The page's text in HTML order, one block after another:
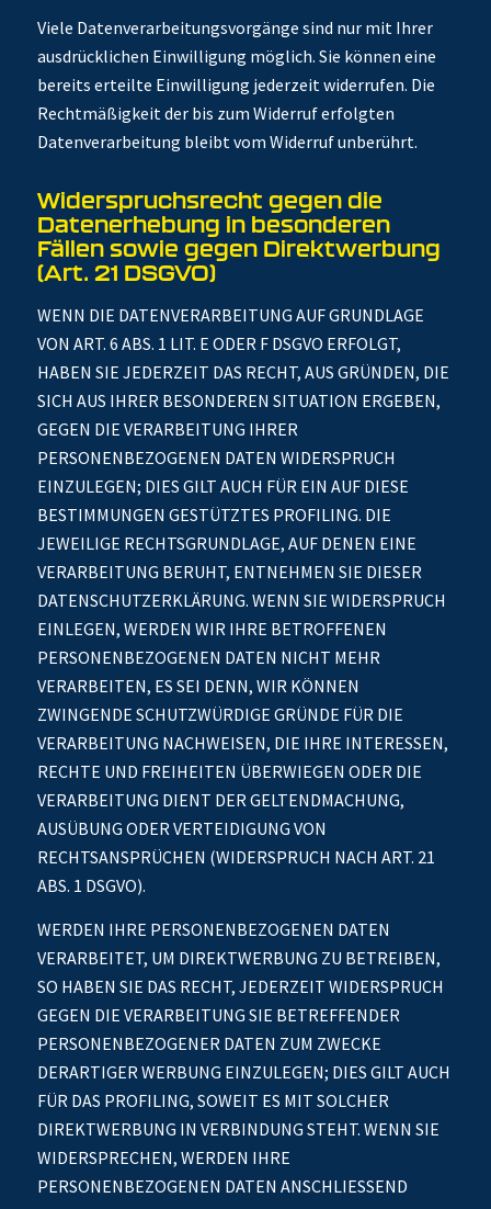
Viele Datenverarbeitungsvorgänge sind nur mit Ihrer
ausdrücklichen Einwilligung möglich. Sie können eine
bereits erteilte Einwilligung jederzeit widerrufen. Die
Rechtmäßigkeit der bis zum Widerruf erfolgten
Datenverarbeitung bleibt vom Widerruf unberührt.
Widerspruchsrecht gegen die
Datenerhebung in besonderen
Fällen sowie gegen Direktwerbung
(Art. 21 DSGVO)
WENN DIE DATENVERARBEITUNG AUF GRUNDLAGE
VON ART. 6 ABS. 1 LIT. E ODER F DSGVO ERFOLGT,
HABEN SIE JEDERZEIT DAS RECHT, AUS GRÜNDEN, DIE
SICH AUS IHRER BESONDEREN SITUATION ERGEBEN,
GEGEN DIE VERARBEITUNG IHRER
PERSONENBEZOGENEN DATEN WIDERSPRUCH
EINZULEGEN; DIES GILT AUCH FÜR EIN AUF DIESE
BESTIMMUNGEN GESTÜTZTES PROFILING. DIE
JEWEILIGE RECHTSGRUNDLAGE, AUF DENEN EINE
VERARBEITUNG BERUHT, ENTNEHMEN SIE DIESER
DATENSCHUTZERKLÄRUNG. WENN SIE WIDERSPRUCH
EINLEGEN, WERDEN WIR IHRE BETROFFENEN
PERSONENBEZOGENEN DATEN NICHT MEHR
VERARBEITEN, ES SEI DENN, WIR KÖNNEN
ZWINGENDE SCHUTZWÜRDIGE GRÜNDE FÜR DIE
VERARBEITUNG NACHWEISEN, DIE IHRE INTERESSEN,
RECHTE UND FREIHEITEN ÜBERWIEGEN ODER DIE
VERARBEITUNG DIENT DER GELTENDMACHUNG,
AUSÜBUNG ODER VERTEIDIGUNG VON
RECHTSANSPRÜCHEN (WIDERSPRUCH NACH ART. 21
ABS. 1 DSGVO).
WERDEN IHRE PERSONENBEZOGENEN DATEN
VERARBEITET, UM DIREKTWERBUNG ZU BETREIBEN,
SO HABEN SIE DAS RECHT, JEDERZEIT WIDERSPRUCH
GEGEN DIE VERARBEITUNG SIE BETREFFENDER
PERSONENBEZOGENER DATEN ZUM ZWECKE
DERARTIGER WERBUNG EINZULEGEN; DIES GILT AUCH
FÜR DAS PROFILING, SOWEIT ES MIT SOLCHER
DIREKTWERBUNG IN VERBINDUNG STEHT. WENN SIE
WIDERSPRECHEN, WERDEN IHRE
PERSONENBEZOGENEN DATEN ANSCHLIESSEND